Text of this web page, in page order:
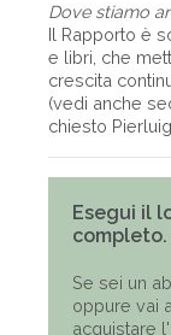
Dove stiamo
Il Rapporto è
e libri, che
crescita
(vedi anche
chiesto
Esegui il
completo.
Se sei un
oppure vai
acquistare